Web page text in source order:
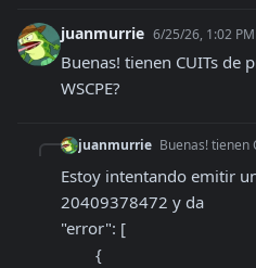
juanmurrie 6/25/26, 1:02 PM
Buenas! tienen CUITs de
WSCPE?
juanmurrie Buenas! tienen
Estoy intentando emitir
20409378472 y da
"error": [